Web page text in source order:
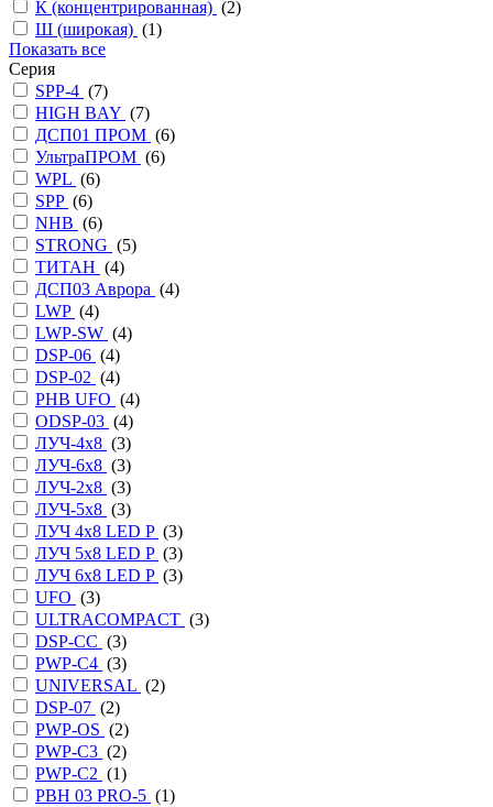
К (концентрированная) (2)
Ш (широкая) (1)
Показать все
Серия
SPP-4 (7)
HIGH BAY (7)
ДСП01 ПРОМ (6)
УльтраПРОМ (6)
WPL (6)
SPP (6)
NHB (6)
STRONG (5)
ТИТАН (4)
ДСП03 Аврора (4)
LWP (4)
LWP-SW (4)
DSP-06 (4)
DSP-02 (4)
PHB UFO (4)
ODSP-03 (4)
ЛУЧ-4х8 (3)
ЛУЧ-6х8 (3)
ЛУЧ-2х8 (3)
ЛУЧ-5х8 (3)
ЛУЧ 4х8 LED P (3)
ЛУЧ 5х8 LED P (3)
ЛУЧ 6х8 LED P (3)
UFO (3)
ULTRACOMPACT (3)
DSP-CC (3)
PWP-С4 (3)
UNIVERSAL (2)
DSP-07 (2)
PWP-OS (2)
PWP-С3 (2)
PWP-С2 (1)
PBH 03 PRO-5 (1)